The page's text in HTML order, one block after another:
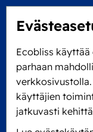
Ecobliss
parhaan
käyttäjien
jatkuvasti
Locked4Kids B.V.
Edisonweg 11
6101 XJ Echt,
KVK: 60610182